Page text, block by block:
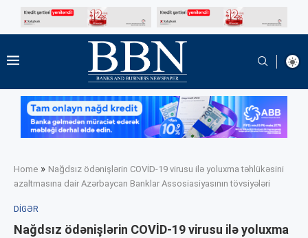
Home » Nağdsız ödənişlərin COVİD-19 virusu ilə yoluxma təhlükəsini
azaltmasına dair Azərbaycan Banklar Assosiasiyasının tövsiyələri
DIGƏR
Nağdsız ödənişlərin COVİD-19 virusu ilə yoluxma